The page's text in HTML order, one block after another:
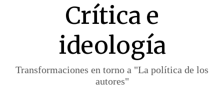
Crítica e
ideología
Transformaciones en torno a "La política de los
autores"